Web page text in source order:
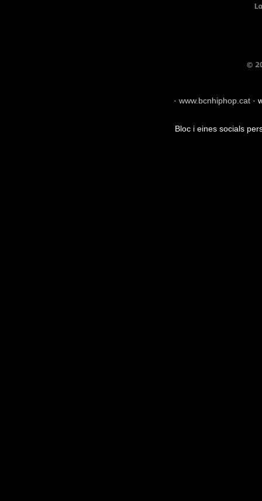
· www.bcnhiphop.cat ·
Bloc i eines socials